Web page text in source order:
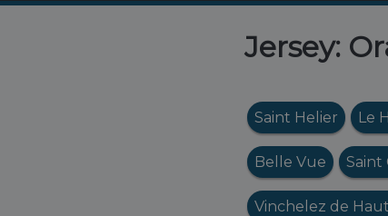
Jersey:
Saint Helier Le
Belle Vue Saint
Vinchelez de